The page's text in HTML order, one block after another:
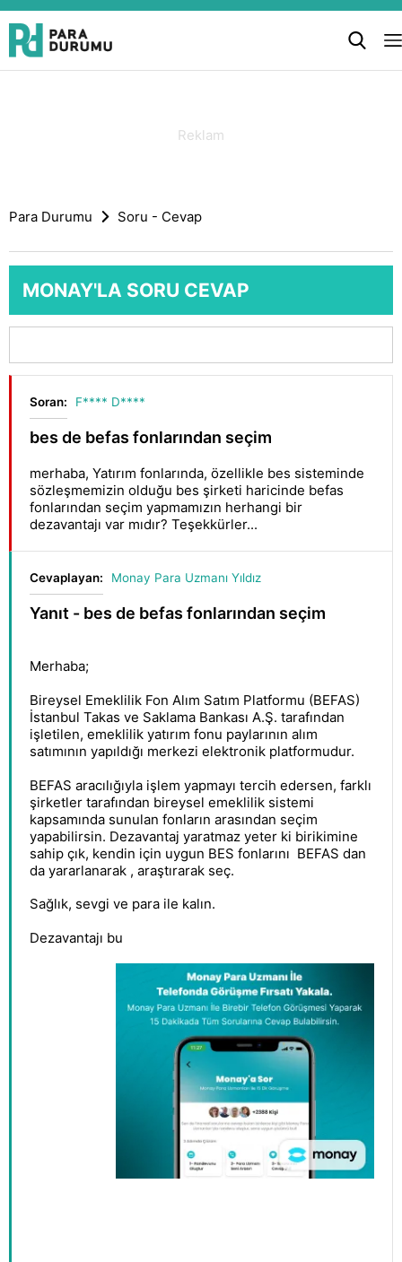
Para Durumu Soru - Cevap
MONAY'LA SORU CEVAP
Soran: F**** D****
bes de befas fonlarından seçim
merhaba, Yatırım fonlarında, özellikle bes sisteminde
sözleşmemizin olduğu bes şirketi haricinde befas
fonlarından seçim yapmamızın herhangi bir
dezavantajı var mıdır? Teşekkürler...
Cevaplayan: Monay Para Uzmanı Yıldız
Yanıt - bes de befas fonlarından seçim
Merhaba;
Bireysel Emeklilik Fon Alım Satım Platformu (BEFAS)
İstanbul Takas ve Saklama Bankası A.Ş. tarafından
işletilen, emeklilik yatırım fonu paylarının alım
satımının yapıldığı merkezi elektronik platformudur.
BEFAS aracılığıyla işlem yapmayı tercih edersen, farklı
şirketler tarafından bireysel emeklilik sistemi
kapsamında sunulan fonların arasından seçim
yapabilirsin. Dezavantaj yaratmaz yeter ki birikimine
sahip çık, kendin için uygun BES fonlarını BEFAS dan
da yararlanarak , araştırarak seç.
Sağlık, sevgi ve para ile kalın.
Dezavantajı bu